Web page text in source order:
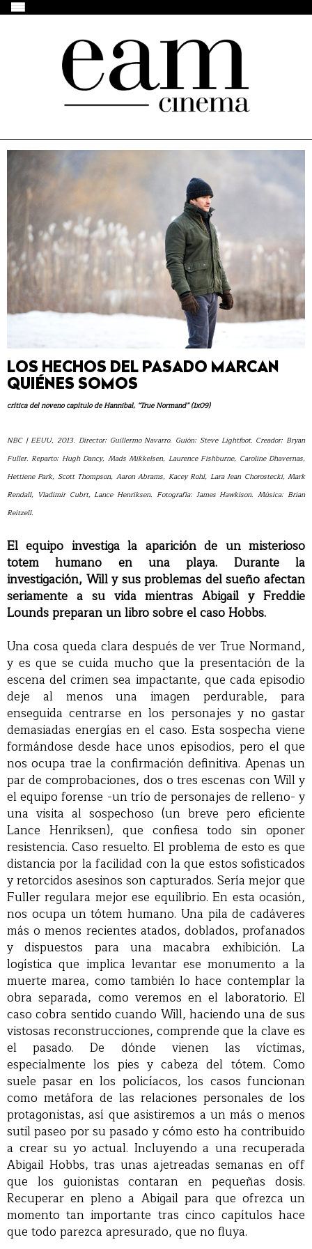
LOS HECHOS DEL PASADO MARCAN
QUIÉNES SOMOS
crítica del noveno capítulo de Hannibal, “True Normand” (1x09)
NBC | EEUU, 2013. Director: Guillermo Navarro. Guión: Steve Lightfoot. Creador: Bryan
Fuller. Reparto: Hugh Dancy, Mads Mikkelsen, Laurence Fishburne, Caroline Dhavernas,
Hettiene Park, Scott Thompson, Aaron Abrams, Kacey Rohl, Lara Jean Chorostecki, Mark
Rendall, Vladimir Cubrt, Lance Henriksen. Fotografía: James Hawkison. Música: Brian
Reitzell.
El equipo investiga la aparición de un misterioso
totem humano en una playa. Durante la
investigación, Will y sus problemas del sueño afectan
seriamente a su vida mientras Abigail y Freddie
Lounds preparan un libro sobre el caso Hobbs.
Una cosa queda clara después de ver True Normand,
y es que se cuida mucho que la presentación de la
escena del crimen sea impactante, que cada episodio
deje al menos una imagen perdurable, para
enseguida centrarse en los personajes y no gastar
demasiadas energías en el caso. Esta sospecha viene
formándose desde hace unos episodios, pero el que
nos ocupa trae la confirmación definitiva. Apenas un
par de comprobaciones, dos o tres escenas con Will y
el equipo forense -un trío de personajes de relleno- y
una visita al sospechoso (un breve pero eficiente
Lance Henriksen), que confiesa todo sin oponer
resistencia. Caso resuelto. El problema de esto es que
distancia por la facilidad con la que estos sofisticados
y retorcidos asesinos son capturados. Sería mejor que
Fuller regulara mejor ese equilibrio. En esta ocasión,
nos ocupa un tótem humano. Una pila de cadáveres
más o menos recientes atados, doblados, profanados
y dispuestos para una macabra exhibición. La
logística que implica levantar ese monumento a la
muerte marea, como también lo hace contemplar la
obra separada, como veremos en el laboratorio. El
caso cobra sentido cuando Will, haciendo una de sus
vistosas reconstrucciones, comprende que la clave es
el pasado. De dónde vienen las víctimas,
especialmente los pies y cabeza del tótem. Como
suele pasar en los policíacos, los casos funcionan
como metáfora de las relaciones personales de los
protagonistas, así que asistiremos a un más o menos
sutil paseo por su pasado y cómo esto ha contribuido
a crear su yo actual. Incluyendo a una recuperada
Abigail Hobbs, tras unas ajetreadas semanas en off
que los guionistas contaran en pequeñas dosis.
Recuperar en pleno a Abigail para que ofrezca un
momento tan importante tras cinco capítulos hace
que todo parezca apresurado, que no fluya.